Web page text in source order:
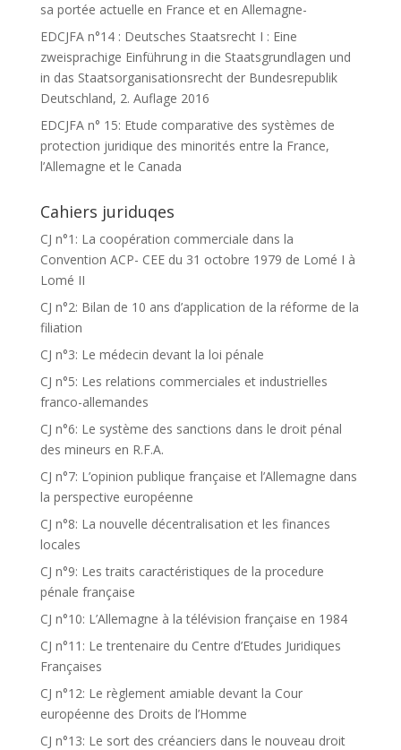
sa portée actuelle en France et en Allemagne-
EDCJFA n°14 : Deutsches Staatsrecht I : Eine
zweisprachige Einführung in die Staatsgrundlagen und
in das Staatsorganisationsrecht der Bundesrepublik
Deutschland, 2. Auflage 2016
EDCJFA n° 15: Etude comparative des systèmes de
protection juridique des minorités entre la France,
l’Allemagne et le Canada
Cahiers juriduqes
CJ n°1: La coopération commerciale dans la
Convention ACP- CEE du 31 octobre 1979 de Lomé I à
Lomé II
CJ n°2: Bilan de 10 ans d’application de la réforme de la
filiation
CJ n°3: Le médecin devant la loi pénale
CJ n°5: Les relations commerciales et industrielles
franco-allemandes
CJ n°6: Le système des sanctions dans le droit pénal
des mineurs en R.F.A.
CJ n°7: L’opinion publique française et l’Allemagne dans
la perspective européenne
CJ n°8: La nouvelle décentralisation et les finances
locales
CJ n°9: Les traits caractéristiques de la procedure
pénale française
CJ n°10: L’Allemagne à la télévision française en 1984
CJ n°11: Le trentenaire du Centre d’Etudes Juridiques
Françaises
CJ n°12: Le règlement amiable devant la Cour
européenne des Droits de l’Homme
CJ n°13: Le sort des créanciers dans le nouveau droit